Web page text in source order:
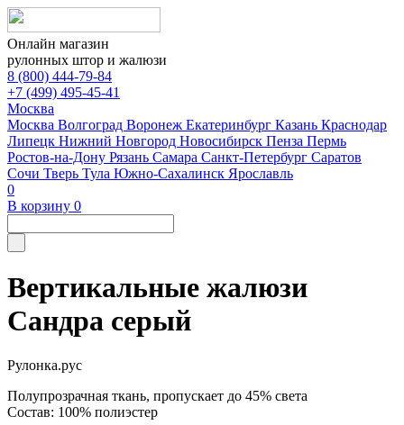
Онлайн магазин
рулонных штор и жалюзи
8 (800) 444-79-84
+7 (499) 495-45-41
Москва
Москва Волгоград Воронеж Екатеринбург Казань Краснодар
Липецк Нижний Новгород Новосибирск Пенза Пермь
Ростов-на-Дону Рязань Самара Санкт-Петербург Саратов
Сочи Тверь Тула Южно-Сахалинск Ярославль
0
В корзину 0
Вертикальные жалюзи
Сандра серый
Рулонка.рус
Полупрозрачная ткань, пропускает до 45% света
Состав: 100% полиэстер